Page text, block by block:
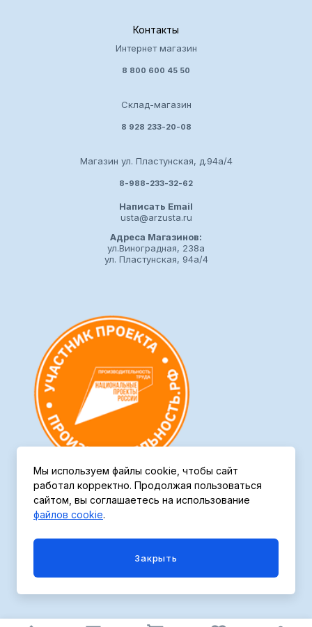
Контакты
Интернет магазин
8 800 600 45 50
Склад-магазин
8 928 233-20-08
Магазин ул. Пластунская, д.94а/4
8-988-233-32-62
Написать Email
usta@arzusta.ru
Адреса Магазинов:
ул.Виноградная, 238а
ул. Пластунская, 94а/4
Политика конфиденциальности
Мы используем файлы cookie, чтобы сайт
работал корректно. Продолжая пользоваться
сайтом, вы соглашаетесь на использование
файлов cookie.
Закрыть